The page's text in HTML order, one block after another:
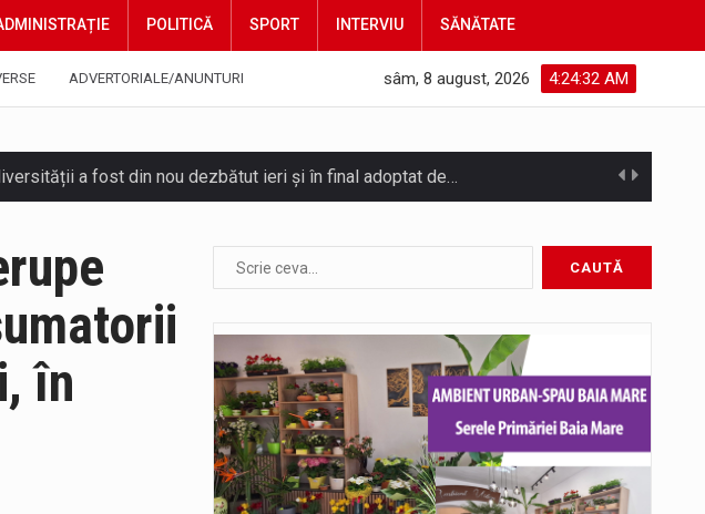
POLITICĂ SPORT INTERVIU SĂNĂTATE
ADVERTORIALE/ANUNTURI 4:24:34 AM
sâm, 8 august, 2026
a fost din nou dezbătut ieri și în final adoptat de…
Municipiul Baia Mare, prin Serviciul Public Comunitar Local de Evidență a Persoanelor - Serviciul Evidența Persoanelor, îi informează pe cetățenii…
pe raza municipiului. Orasul este la propriu impânzit de ei…
la manifestările cultural-artistice și sportive care vor avea loc pe…
în